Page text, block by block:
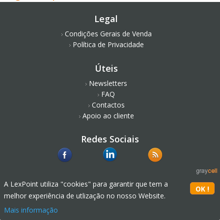
Legal
Condições Gerais de Venda
Política de Privacidade
Úteis
Newsletters
FAQ
Contactos
Apoio ao cliente
Redes Sociais
A LexPoint utiliza "cookies" para garantir que tem a
melhor experiência de utlização no nosso Website.
Mais informação